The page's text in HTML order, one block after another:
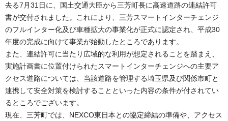
去る7月31日に、国土交通大臣から三芳町長に高速道路の連結許可
書が交付されました。これにより、三芳スマートインターチェンジ
のフルインター化及び車種拡大の事業化が正式に認定され、平成30
年度の完成に向けて事業が始動したところであります。
また、連結許可に当たり広域的な利用が想定されることを踏まえ、
実施計画書に位置付けられたスマートインターチェンジへの主要ア
クセス道路については、当該道路を管理する埼玉県及び関係市町と
連携して安全対策を検討することといった内容の条件が付されてい
るところでございます。
現在、三芳町では、NEXCO東日本との協定締結の準備や、アクセス